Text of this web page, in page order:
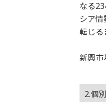
なる
シア
転じる
新興市
2.個